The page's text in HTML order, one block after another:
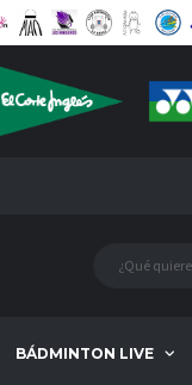
BÁDMINTON LIVE